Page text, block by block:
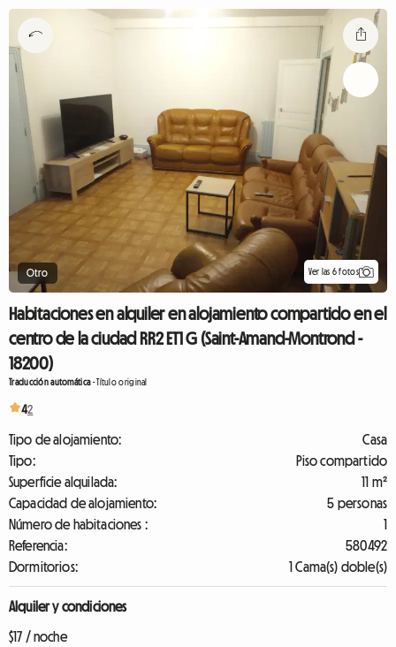
Otro Ver las 6 fotos
Habitaciones en alquiler en alojamiento compartido en el
centro de la ciudad RR2 ET1 G (Saint-Amand-Montrond -
18200)
Traducción automática-Título original
42
Tipo de alojamiento:
Casa
Tipo:
Piso compartido
Superficie alquilada:
11 m²
Capacidad de alojamiento:
5 personas
Número de habitaciones :
1
Referencia:
580492
Dormitorios:
1 Cama(s) doble(s)
Alquiler y condiciones
$17 / noche